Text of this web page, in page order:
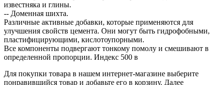
известняка и глины.
-- Доменная шихта.
Различные активные добавки, которые применяются для
улучшения свойств цемента. Они могут быть гидрофобными,
пластифицирующими, кислотоупорными.
Все компоненты подвергают тонкому помолу и смешивают в
определенной пропорции. Индекс 500 в
Для покупки товара в нашем интернет-магазине выберите
понравившийся товар и добавьте его в корзину. Далее